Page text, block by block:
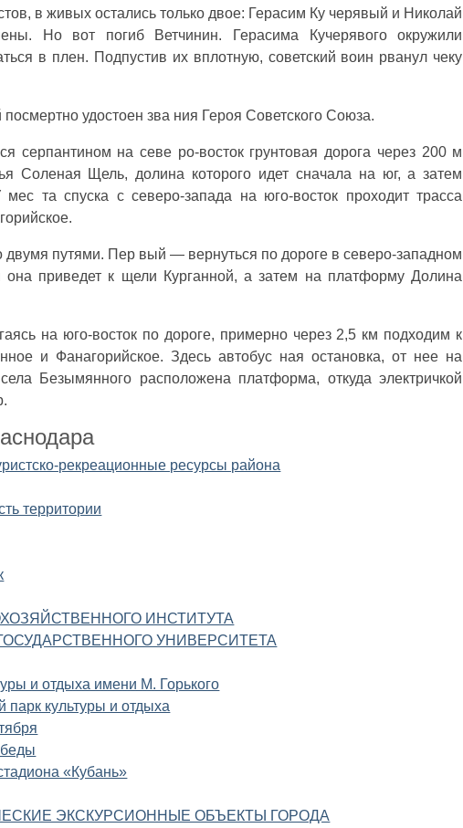
в живых остались только двое: Герасим Ку черявый и Николай
Но вот погиб Ветчинин. Герасима Кучерявого окружили
в плен. Подпустив их вплотную, советский воин рванул чеку
посмертно удостоен зва ния Героя Советского Союза.
серпантином на севе ро-восток грунтовая дорога через 200 м
Соленая Щель, долина которого идет сначала на юг, а затем
та спуска с северо-запада на юго-восток проходит трасса
путями. Пер вый — вернуться по дороге в северо-западном
приведет к щели Курганной, а затем на платформу Долина
на юго-восток по дороге, примерно через 2,5 км подходим к
и Фанагорийское. Здесь автобус ная остановка, от нее на
Безымянного расположена платформа, откуда электричкой
рекреационные ресурсы района
территории
ИНСТИТУТА
УНИВЕРСИТЕТА
и отдыха имени М. Горького
парк культуры и отдыха
«Кубань»
ЭКСКУРСИОННЫЕ ОБЪЕКТЫ ГОРОДА